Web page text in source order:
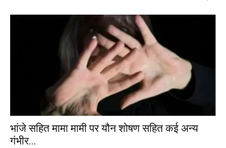
भांजे सहित मामा मामी पर यौन शोषण सहित कई अन्य
गंभीर...